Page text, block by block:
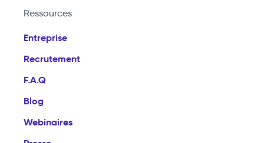
Ressources
Entreprise
Recrutement
F.A.Q
Blog
Webinaires